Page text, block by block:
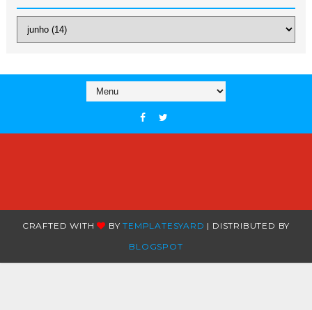
CRAFTED WITH BYTEMPLATESYARD | DISTRIBUTED BY
BLOGSPOT